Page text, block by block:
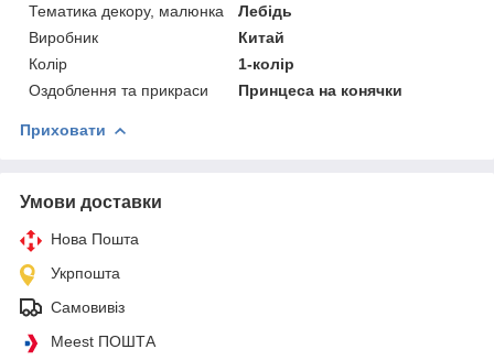
Тематика декору, малюнка
Лебідь
Виробник
Китай
Колір
1-колір
Оздоблення та прикраси
Принцеса на конячки
Приховати
Умови доставки
Нова Пошта
Укрпошта
Самовивіз
Meest ПОШТА